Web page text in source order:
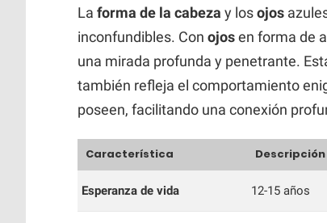
La forma de la cabeza y losojos
inconfundibles. Con ojosen forma de
una mirada profunda y penetrante.
también refleja el comportamiento
poseen, facilitando una conexión
Característica Descripción
Esperanza de vida 12-15 años